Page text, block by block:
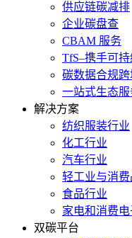
供应链碳减排
企业碳盘查
CBAM 服务
TfS–携手可
碳数据合规跨
一站式生态服
解决方案
纺织服装行业
化工行业
汽车行业
轻工业与消费
食品行业
家电和消费
双碳平台